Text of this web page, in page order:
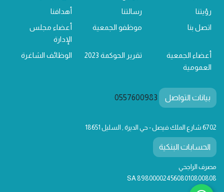
رؤيتنا
رسالتنا
أهدافنا
اتصل بنا
موظفو الجمعية
أعضاء مجلس
الإدارة
أعضاء الجمعية
العمومية
تقرير الحوكمة 2023 الوظائف الشاغرة
بيانات التواصل 0557600983
6702 شارع الملك فيصل - حي الديرة , السليل 18651
الحسابات البنكية
مصرف الراجحي
SA 8980000245608010800808